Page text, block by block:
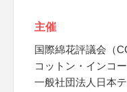
主催
国際綿花評議会（
コットン・インコ
一般社団法人日本